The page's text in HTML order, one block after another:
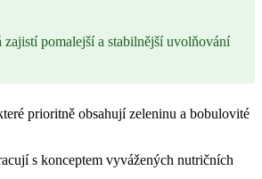
pomalejší a stabilnější uvolňování
prioritně obsahují zeleninu a bobulovité
s konceptem vyvážených nutričních